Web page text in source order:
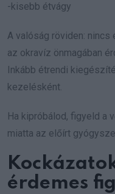
-kisebb étvágy
A valóság röviden: nincs
az okravíz önmagában
Inkább étrendi
kezelésként.
Ha kipróbálod, figyeld a
miatta az előírt
érdemes